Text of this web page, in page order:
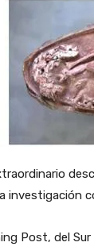
investigación
Post, del